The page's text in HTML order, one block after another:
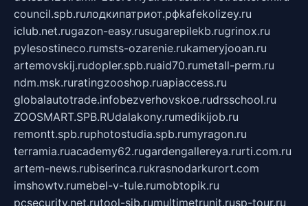
council.spb.ruлодкипатриот.рфkafekolizey.ru
iclub.net.rugazon-easy.rusugarepilekb.rugrinox.ru
pylesostineco.rumsts-ozarenie.rukameryjooan.ru
artemovskij.rudopler.spb.ruaid70.rumetall-perm.ru
ndm.msk.ruratingzooshop.ruapiaccess.ru
globalautotrade.infobezverhovskoe.rudrsschool.ru
ZOOSMART.SPB.RUdalakony.rumedikijob.ru
remontt.spb.ruphotostudia.spb.rumyragon.ru
terramia.ruacademy62.rugardengallereya.rurti.com.ru
artem-news.rubiserinca.rukrasnodarkurort.com
imshowtv.rumebel-v-tule.rumobtopik.ru
pcsecurity.net.rutool-sib.rumultimetrunit.rusp-tour.ru